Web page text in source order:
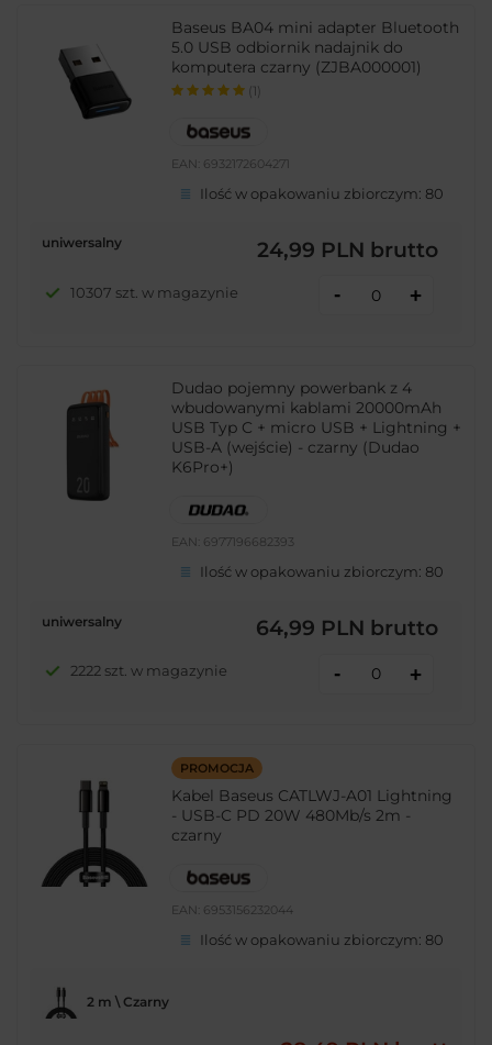
Baseus BA04 mini adapter Bluetooth
5.0 USB odbiornik nadajnik do
komputera czarny (ZJBA000001)
(1)
EAN: 6932172604271
Ilość w opakowaniu zbiorczym: 80
uniwersalny 24,99 PLN brutto
10307 szt. w magazynie - +
Dudao pojemny powerbank z 4
wbudowanymi kablami 20000mAh
USB Typ C + micro USB + Lightning +
USB-A (wejście) - czarny (Dudao
K6Pro+)
EAN: 6977196682393
Ilość w opakowaniu zbiorczym: 80
uniwersalny 64,99 PLN brutto
2222 szt. w magazynie - +
PROMOCJA
Kabel Baseus CATLWJ-A01 Lightning
- USB-C PD 20W 480Mb/s 2m -
czarny
EAN: 6953156232044
Ilość w opakowaniu zbiorczym: 80
2 m \ Czarny